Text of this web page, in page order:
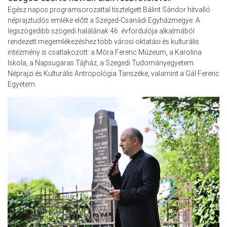
Egész napos programsorozattal tisztelgett Bálint Sándor hitvalló
néprajztudós emléke előtt a Szeged-Csanádi Egyházmegye. A
legszögedibb szögedi halálának 46. évfordulója alkalmából
rendezett megemlékezéshez több városi oktatási és kulturális
intézmény is csatlakozott: a Móra Ferenc Múzeum, a Karolina
Iskola, a Napsugaras Tájház, a Szegedi Tudományegyetem
Néprajzi és Kulturális Antropológia Tanszéke, valamint a Gál Ferenc
Egyetem.